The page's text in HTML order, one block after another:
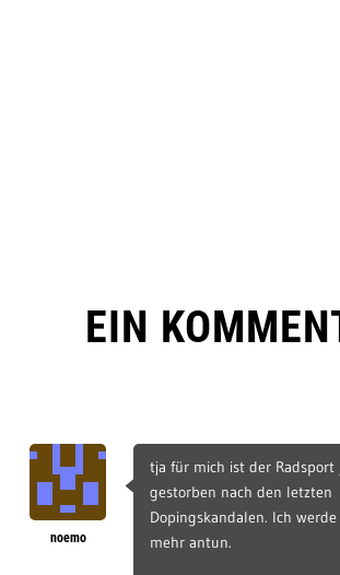
EIN
noemo
tja für mich ist der
gestorben nach den letzten
Dopingskandalen. Ich
mehr antun.